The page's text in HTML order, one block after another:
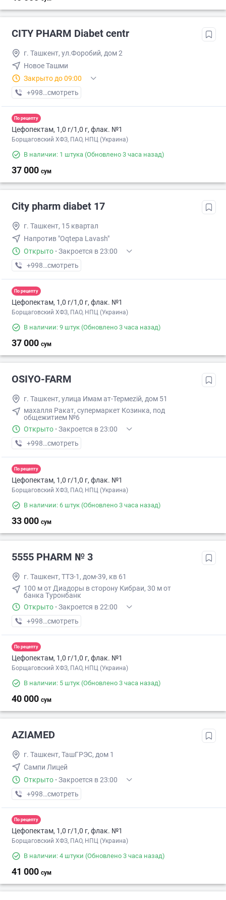
CITY PHARM Diabet centr
г. Ташкент, ул.Форобий, дом 2
Новое Ташми
Закрыто до 09:00
+998 (98) XXX-XX-XX
смотреть
По рецепту
Цефопектам, 1,0 г/1,0 г, флак. №1
Борщаговский ХФЗ, ПАО, НПЦ (Украина)
В наличии: 1 штука (Обновлено 3 часа назад)
37 000 сум
City pharm diabet 17
г. Ташкент, 15 квартал
Напротив "Oqtepa Lavash"
Открыто · Закроется в 23:00
+998 (50) XXX-XX-XX
смотреть
По рецепту
Цефопектам, 1,0 г/1,0 г, флак. №1
Борщаговский ХФЗ, ПАО, НПЦ (Украина)
В наличии: 9 штук (Обновлено 3 часа назад)
37 000 сум
OSIYO-FARM
г. Ташкент, улица Имам ат-Термеziй, дом 51
махалля Ракат, супермаркет Козинка, под
общежитием №6
Открыто · Закроется в 23:00
+998 (77) XXX-XX-XX
смотреть
По рецепту
Цефопектам, 1,0 г/1,0 г, флак. №1
Борщаговский ХФЗ, ПАО, НПЦ (Украина)
В наличии: 6 штук (Обновлено 3 часа назад)
33 000 сум
5555 PHARM № 3
г. Ташкент, ТТЗ-1, дом-39, кв 61
100 м от Диадоры в сторону Кибраи, 30 м от
банка Туронбанк
Открыто · Закроется в 22:00
+998 (71) XXX-XX-XX
смотреть
По рецепту
Цефопектам, 1,0 г/1,0 г, флак. №1
Борщаговский ХФЗ, ПАО, НПЦ (Украина)
В наличии: 5 штук (Обновлено 3 часа назад)
40 000 сум
AZIAMED
г. Ташкент, ТашГРЭC, дом 1
Сампи Лицей
Открыто · Закроется в 23:00
+998 (71) XXX-XX-XX
смотреть
По рецепту
Цефопектам, 1,0 г/1,0 г, флак. №1
Борщаговский ХФЗ, ПАО, НПЦ (Украина)
В наличии: 4 штуки (Обновлено 3 часа назад)
41 000 сум